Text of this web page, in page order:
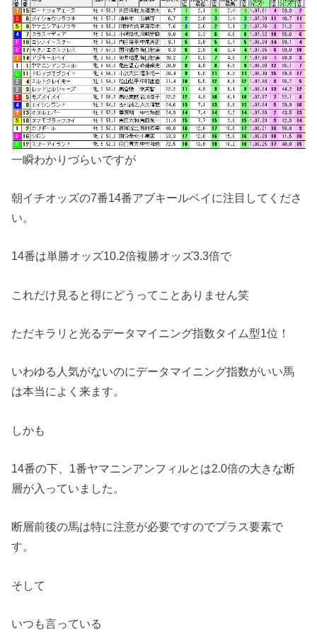
一瞬わかりづらいですが
朝イチオッズの7番14番アブキールベイに注目してくださ
い。
14番は単勝オッズ10.2倍複勝オッズ3.3倍で
これだけ見ると得にどうってことありません笑
ただキラリと光るデータマイニング指数タイム型1位！
いわゆる人気がないのにデータマイニング指数がいい馬
は本当によく来ます。
しかも
14番の下、1番ヤマニンアンフィルとは2.0倍の大きな断
層が入っていました。
断層前後の馬は特に注意が必要ですのでプラス要素で
す。
そして
いつも言っている